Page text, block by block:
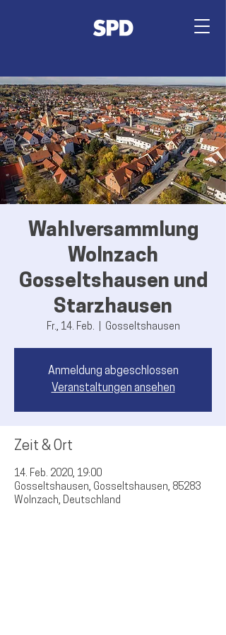
Wahlversammlung
Wolnzach
Gosseltshausen und
Starzhausen
Fr., 14. Feb. Gosseltshausen
Anmeldung abgeschlossen
Veranstaltungen ansehen
Zeit & Ort
14. Feb. 2020, 19:00
Gosseltshausen, Gosseltshausen, 85283
Wolnzach, Deutschland